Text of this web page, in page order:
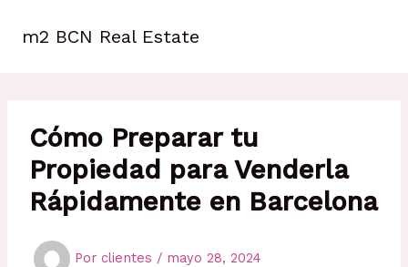
m2 BCN Real Estate
Cómo Preparar tu
Propiedad para Venderla
Rápidamente en Barcelona
Por clientes / mayo 28, 2024